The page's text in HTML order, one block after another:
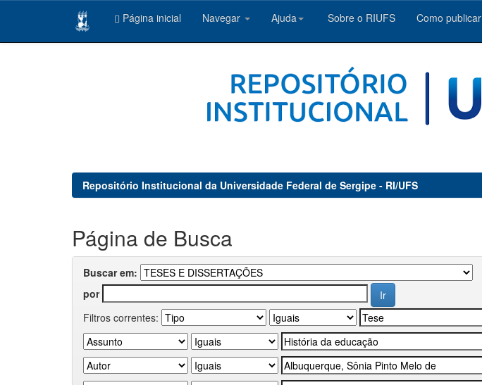
Página inicial Navegar Ajuda Sobre o RIUFS Como publicar
Repositório Institucional da Universidade Federal de Sergipe - RI/UFS
Página de Busca
Buscar em:
por
Filtros correntes: